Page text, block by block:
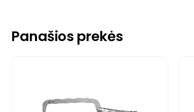
Panašios prekės